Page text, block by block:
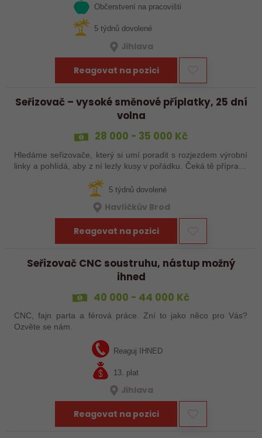
Občerstvení na pracovišti
5 týdnů dovolené
Jihlava
Reagovat na pozici
Seřizovač – vysoké směnové příplatky, 25 dní
volna
28 000 - 35 000 Kč
Hledáme seřizovače, který si umí poradit s rozjezdem výrobní
linky a pohlídá, aby z ní lezly kusy v pořádku. Čeká tě příprava
5 týdnů dovolené
Havlíčkův Brod
Reagovat na pozici
Seřizovač CNC soustruhu, nástup možný
ihned
40 000 - 44 000 Kč
CNC, fajn parta a férová práce. Zní to jako něco pro Vás?
Ozvěte se nám.
Reaguj IHNED
13. plat
Jihlava
Reagovat na pozici